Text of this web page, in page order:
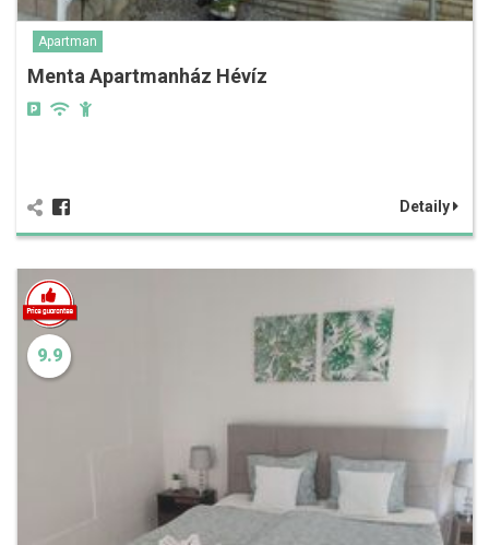
Apartman
Menta Apartmanház Hévíz
Detaily
9.9